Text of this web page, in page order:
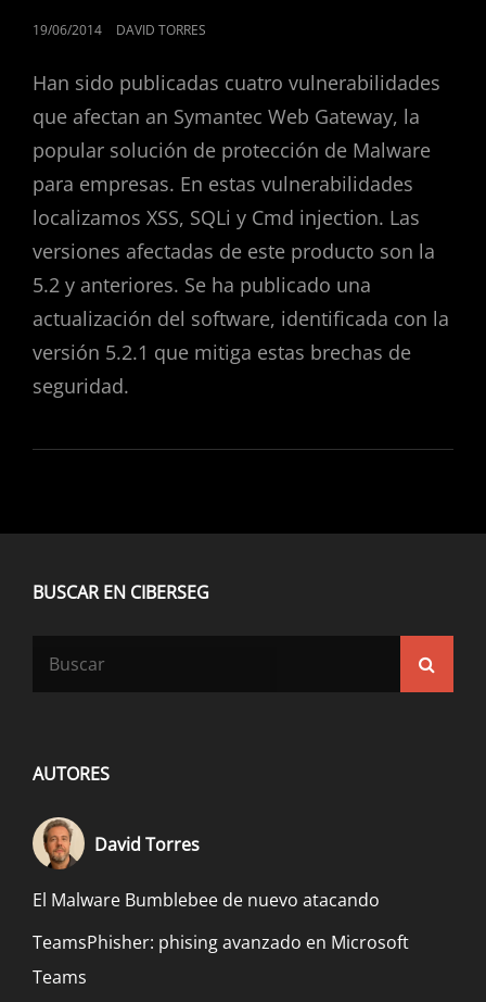
PUBLICADO
19/06/2014 DAVID TORRES
Han sido publicadas cuatro vulnerabilidades
que afectan an Symantec Web Gateway, la
popular solución de protección de Malware
para empresas. En estas vulnerabilidades
localizamos XSS, SQLi y Cmd injection. Las
versiones afectadas de este producto son la
5.2 y anteriores. Se ha publicado una
actualización del software, identificada con la
versión 5.2.1 que mitiga estas brechas de
seguridad.
BUSCAR EN CIBERSEG
AUTORES
David Torres
El Malware Bumblebee de nuevo atacando
TeamsPhisher: phising avanzado en Microsoft
Teams